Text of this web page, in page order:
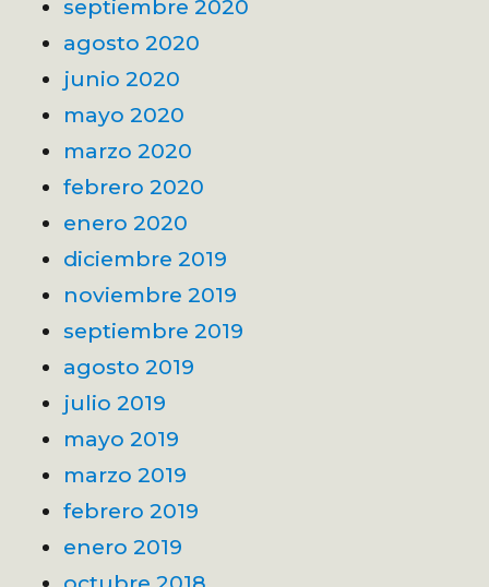
septiembre 2020
agosto 2020
junio 2020
mayo 2020
marzo 2020
febrero 2020
enero 2020
diciembre 2019
noviembre 2019
septiembre 2019
agosto 2019
julio 2019
mayo 2019
marzo 2019
febrero 2019
enero 2019